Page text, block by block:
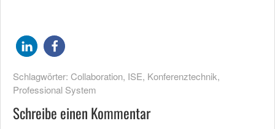
Schlagwörter: Collaboration, ISE, Konferenztechnik,
Professional System
Schreibe einen Kommentar